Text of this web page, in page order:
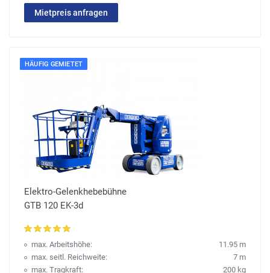
Mietpreis anfragen
HÄUFIG GEMIETET
Elektro-Gelenkhebebühne
GTB 120 EK-3d
max. Arbeitshöhe:
11.95 m
max. seitl. Reichweite:
7 m
max. Tragkraft:
200 kg